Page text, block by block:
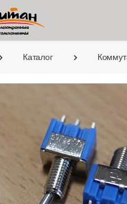
Каталог